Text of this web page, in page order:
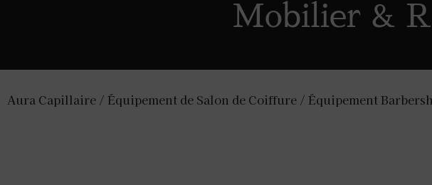
Mobilier &
Aura Capillaire / Équipement de Salon de Coiffure / Équipement